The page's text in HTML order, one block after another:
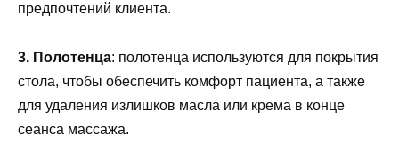
предпочтений клиента.
3. Полотенца: полотенца используются для покрытия
стола, чтобы обеспечить комфорт пациента, а также
для удаления излишков масла или крема в конце
сеанса массажа.